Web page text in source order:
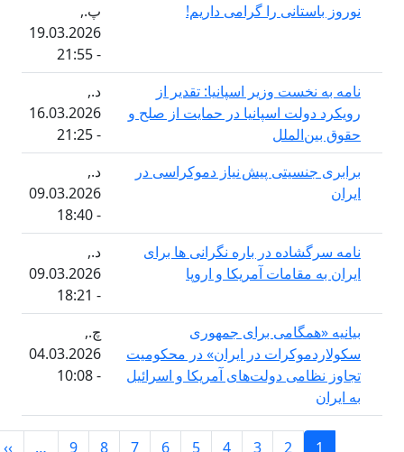
را گرامی داریم!
پ.,
وزیر اسپانیا: تقدیر از
اسپانیا در حمایت از صلح و
د.,
16.03.2026
پیش نیاز دموکراسی در
د.,
در باره نگرانی ها برای
مقامات آمریکا و اروپا
د.,
09.03.2026
برای جمهوری
در ایران» در محکومیت
دولت‌های آمریکا و اسرائیل
04.03.2026
- 10:08
4
5
6
7
8
9
…
››
Next page
Last